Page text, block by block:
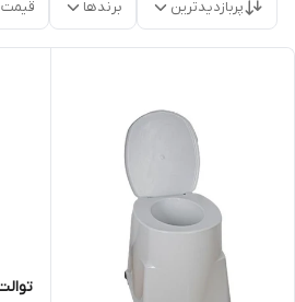
پربازدیدترین برندها قیمت